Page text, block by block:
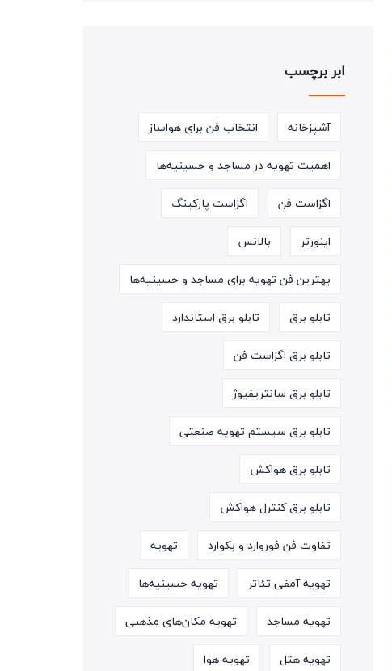
ابر برچسب
آشپزخانه
انتخاب فن برای هواساز
اهمیت تهویه در مساجد و حسینیه‌ها
اگزاست فن
اگزاست پارکینگ
اینورتر
بالانس
بهترین فن تهویه برای مساجد و حسینیه‌ها
تابلو برق
تابلو برق استاندارد
تابلو برق اگزاست فن
تابلو برق سانتریفیوژ
تابلو برق سیستم تهویه صنعتی
تابلو برق هواکش
تابلو برق کنترل هواکش
تفاوت فن فوروارد و بکوارد
تهویه
تهویه آمفی تئاتر
تهویه حسینیه‌ها
تهویه مساجد
تهویه مکان‌های مذهبی
تهویه هتل
تهویه هوا